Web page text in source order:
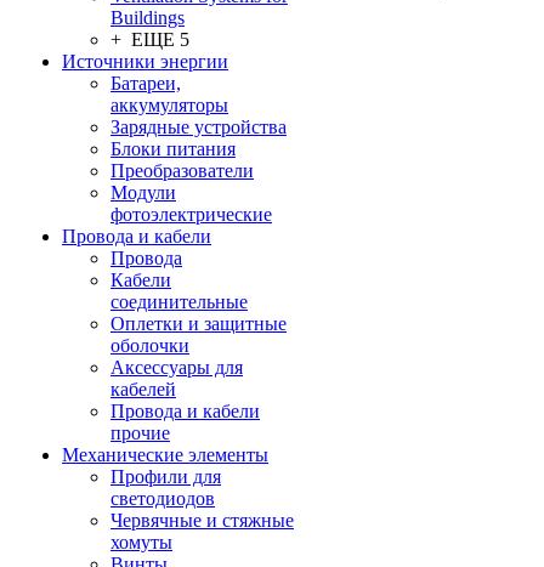
Buildings
+ ЕЩЕ 5
Источники энергии
Батареи,
аккумуляторы
Зарядные устройства
Блоки питания
Преобразователи
Модули
фотоэлектрические
Провода и кабели
Провода
Кабели
соединительные
Оплетки и защитные
оболочки
Аксессуары для
кабелей
Провода и кабели
прочие
Механические элементы
Профили для
светодиодов
Червячные и стяжные
хомуты